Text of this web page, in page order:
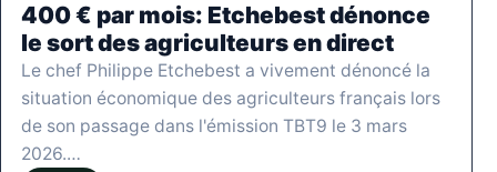
400 € par mois: Etchebest dénonce
le sort des agriculteurs en direct
Le chef Philippe Etchebest a vivement dénoncé la
situation économique des agriculteurs français lors
de son passage dans l'émission TBT9 le 3 mars
2026.…